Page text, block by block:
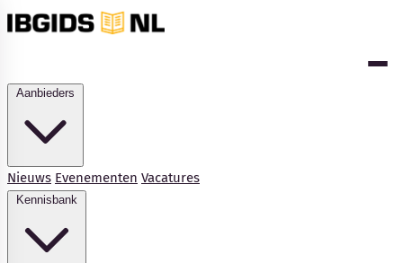
Nieuws Evenementen Vacatures